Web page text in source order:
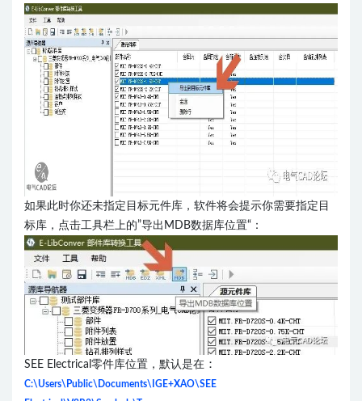
如果此时你还未指定目标元件库，软件将会提示你需要指定目
标库，点击工具栏上的”导出MDB数据库位置“：
SEE Electrical零件库位置，默认是在 ：
C:\Users\Public\Documents\IGE+XAO\SEE